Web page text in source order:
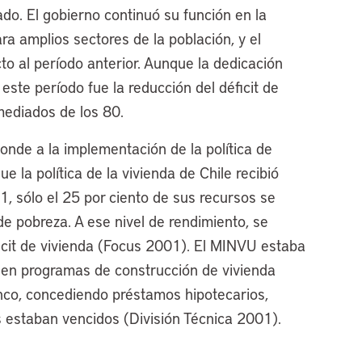
El gobierno continuó su función en la
amplios sectores de la población, y el
al período anterior. Aunque la dedicación
período fue la reducción del déficit de
de los 80.
a la implementación de la política de
la política de la vivienda de Chile recibió
sólo el 25 por ciento de sus recursos se
pobreza. A ese nivel de rendimiento, se
de vivienda (Focus 2001). El MINVU estaba
programas de construcción de vivienda
concediendo préstamos hipotecarios,
vencidos (División Técnica 2001).